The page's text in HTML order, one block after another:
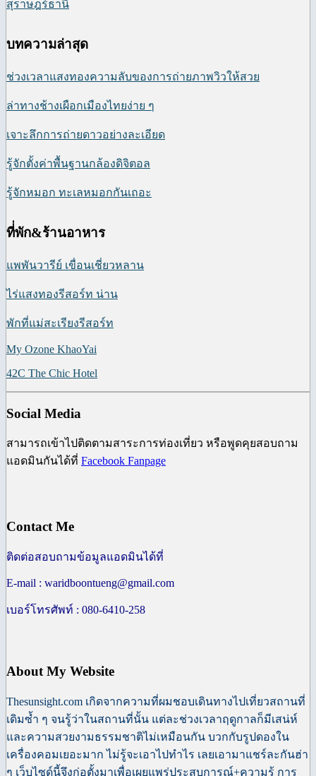
สุราษฎร์ธานี
บทความล่าสุด
ช่วงเวลาแสงทองความลับของการถ่ายภาพวิวให้สวย
ล่าทางช้างเผือกเมืองไทยง่าย ๆ
เจาะลึกการถ่ายดาวอย่างละเอียด
รู้จักตั้งค่าพื้นฐานกล้องดิจิตอล
รู้จักหมอก ทะเลหมอกกันเถอะ
ที่่พัก&ร้านอาหาร
แพพันวารีย์ เขื่อนเชี่ยวหลาน
ไร่แสงทองรีสอร์ท น่าน
พักที่แม่สะเรียงรีสอร์ท
My Ozone KhaoYai
42C The Chic Hotel
Social Media
สามารถเข้าไปติดตามสาระการท่องเที่ยว หรือพูดคุยสอบถาม
แอดมินกันได้ที่ Facebook Fanpage
Contact Me
ติดต่อสอบถามข้อมูลแอดมินได้ที่
E-mail : waridboontueng@gmail.com
เบอร์โทรศัพท์ : 080-6410-258
About My Website
Thesunsight.com เกิดจากความที่ผมชอบเดินทางไปเที่ยวสถานที่
เดิมซ้ำ ๆ จนรู้ว่าในสถานที่นั้น แต่ละช่วงเวลาฤดูกาลก็มีเสน่ห์
และความสวยงามธรรมชาติไม่เหมือนกัน บวกกับรูปดองใน
เครื่องคอมเยอะมาก ไม่รู้จะเอาไปทำไร เลยเอามาแชร์ละกันฮ่า
ๆ เว็บไซด์นี้จึงก่อตั้งมาเพื่อเผยแพร่ประสบการณ์+ความรู้ การ